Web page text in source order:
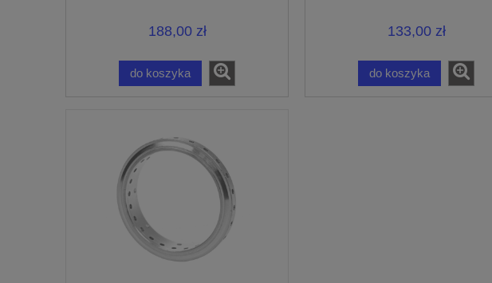
188,00 zł
do koszyka
133,00 zł
do koszyka